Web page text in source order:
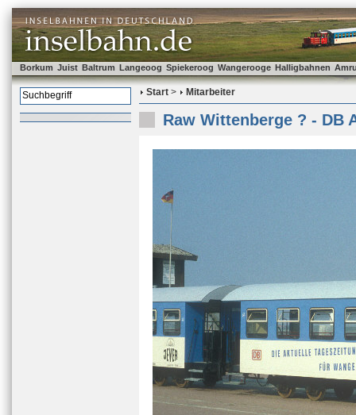
Borkum Juist Baltrum Langeoog Spiekeroog Wangerooge Halligbahnen
Start > Mitarbeiter
Raw Wittenberge ? - DB